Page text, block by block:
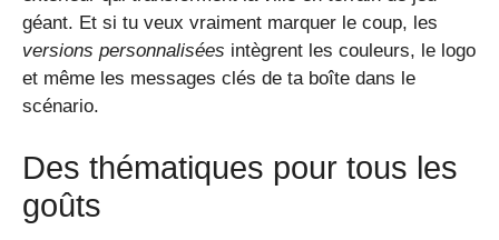
géant. Et si tu veux vraiment marquer le coup, les
versions personnalisées intègrent les couleurs, le logo
et même les messages clés de ta boîte dans le
scénario.
Des thématiques pour tous les
goûts